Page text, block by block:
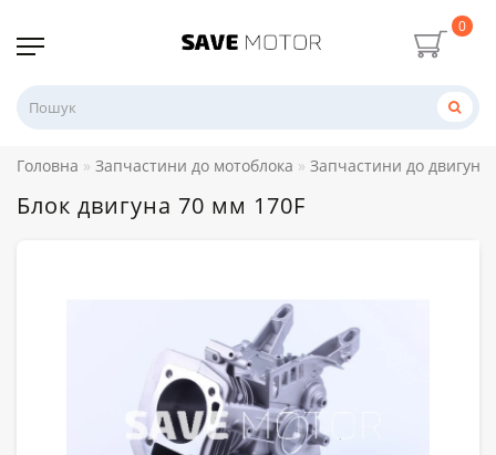
0
Головна Запчастини до мотоблока Запчастини до двигуна
Блок двигуна 70 мм 170F